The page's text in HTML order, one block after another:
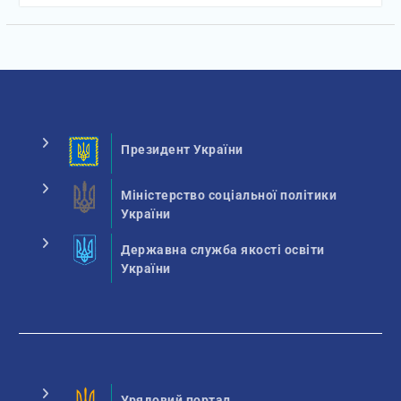
Президент України
Міністерство соціальної політики
України
Державна служба якості освіти
України